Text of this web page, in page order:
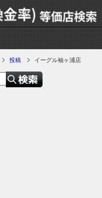
投稿 イーグル袖ヶ浦店